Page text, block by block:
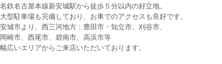
名鉄名古屋本線新安城駅から徒歩５分以内の好立地。
大型駐車場も完備しており、お車でのアクセスも良好です。
安城市より、西三河地方：豊田市・知立市、刈谷市、
岡崎市、西尾市、碧南市、高浜市等
幅広いエリアからご来店いただいております。